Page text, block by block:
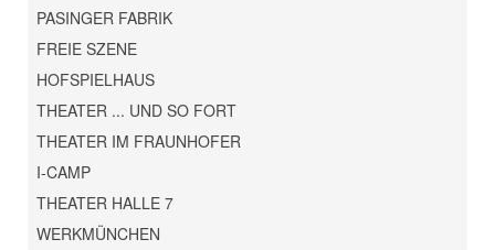
PASINGER FABRIK
FREIE SZENE
HOFSPIELHAUS
THEATER ... UND SO FORT
THEATER IM FRAUNHOFER
I-CAMP
THEATER HALLE 7
WERKMÜNCHEN